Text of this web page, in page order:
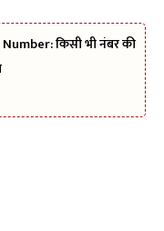
किसी भी नंबर की